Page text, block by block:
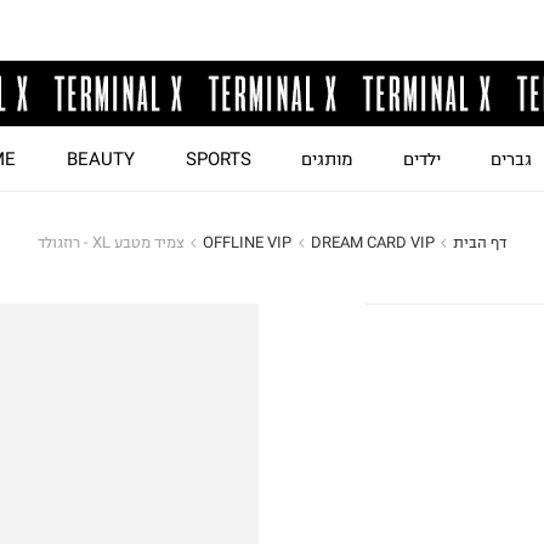
גברים ילדים מותגים SPORTS
BEAUTY
דף הבית DREAM CARD VIP
OFFLINE VIP צמיד מטבע XL - רוזגולד